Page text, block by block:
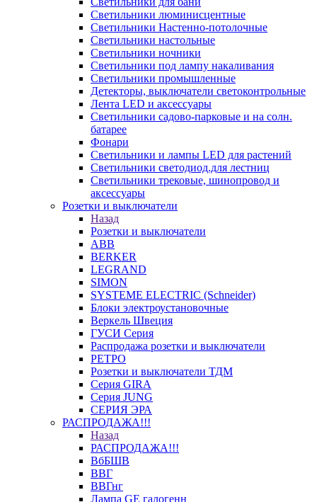
Светильники люминисцентные
Светильники Настенно-потолочные
Светильники настольные
Светильники ночники
Светильники под лампу накаливания
Светильники промышленные
Детекторы, выключатели светоконтрольные
Лента LED и аксессуары
Светильники садово-парковые и на солн.
батарее
Фонари
Светильники и лампы LED для растений
Светильники светодиод.для лестниц
Светильники трековые, шинопровод и
аксессуары
Розетки и выключатели
Назад
Розетки и выключатели
ABB
BERKER
LEGRAND
SIMON
SYSTEME ELECTRIC (Schneider)
Блоки электроустановочные
Веркель Швеция
ГУСИ Серия
Распродажа розетки и выключатели
РЕТРО
Розетки и выключатели ТДМ
Серия GIRA
Серия JUNG
СЕРИЯ ЭРА
РАСПРОДАЖА!!!
Назад
РАСПРОДАЖА!!!
ВбБШВ
ВВГ
ВВГнг
Лампа GE галогенн